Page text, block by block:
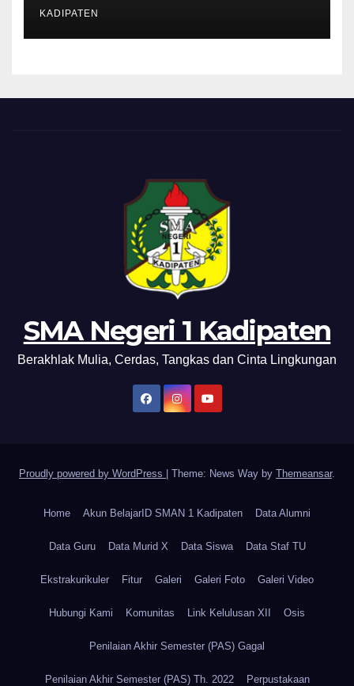
KADIPATEN
SMA Negeri 1 Kadipaten
Berakhlak Mulia, Cerdas, Tangkas dan Cinta Lingkungan
Proudly powered by WordPress Theme: News Way by Themeansar.
Home Akun BelajarID SMAN 1 Kadipaten Data Alumni
Data Guru Data Murid X Data Siswa Data Staf TU
Ekstrakurikuler Fitur Galeri Galeri Foto Galeri Video
Hubungi Kami Komunitas Link Kelulusan XII Osis
Penilaian Akhir Semester (PAS) Gagal
Penilaian Akhir Semester (PAS) Th. 2022 Perpustakaan